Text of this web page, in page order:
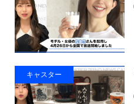
キャスター